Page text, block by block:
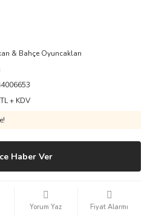
& Bahçe Oyuncakları
+ KDV
Haber Ver
Yorum Yaz Fiyat Alarmı